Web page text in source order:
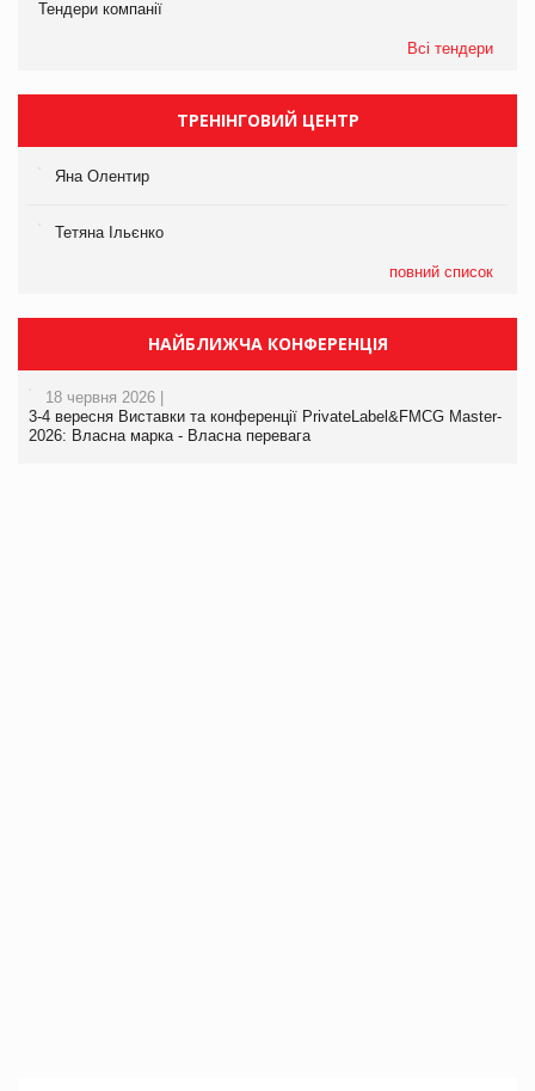
Тендери компанії
Всі тендери
ТРЕНІНГОВИЙ ЦЕНТР
Яна Олентир
Тетяна Ільєнко
повний список
НАЙБЛИЖЧА КОНФЕРЕНЦІЯ
18 червня 2026 |
3-4 вересня Виставки та конференції PrivateLabel&FMCG Master-
2026: Власна марка - Власна перевага